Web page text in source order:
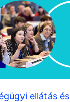
ellátás és